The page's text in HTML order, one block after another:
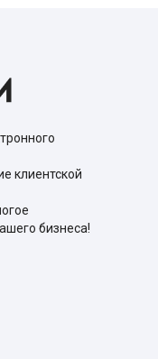
клиентской
бизнеса!